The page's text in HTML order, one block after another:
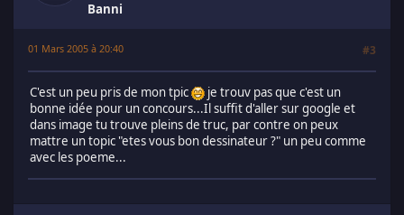
Banni
01 Mars 2005 à 20:40 #3
C'est un peu pris de mon tpic
je trouv pas que c'est un
bonne idée pour un concours...Il suffit d'aller sur google et
dans image tu trouve pleins de truc, par contre on peux
mattre un topic "etes vous bon dessinateur ?" un peu comme
avec les poeme...